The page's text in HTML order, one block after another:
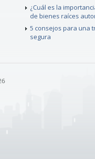
¿Cuál es la
de bienes raíces
5 consejos para una
segura